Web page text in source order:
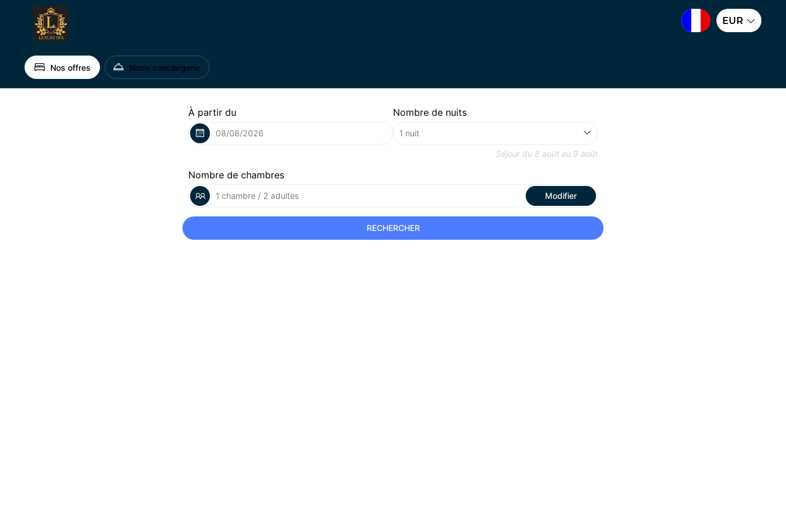
EUR
Nos offres Notre conciergerie
À partir du Nombre de nuits
Séjour du 8 août au 9 août
Nombre de chambres
1 chambre / 2 adultes Modifier